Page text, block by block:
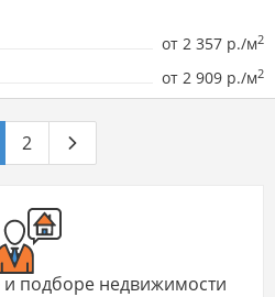
от 2 357 р./м2
от 2 909 р./м2
2
подборе недвижимости